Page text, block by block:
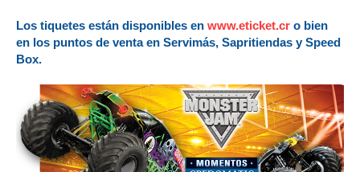
Los tiquetes están disponibles en www.eticket.cr o bien
en los puntos de venta en Servimás, Sapritiendas y Speed
Box.